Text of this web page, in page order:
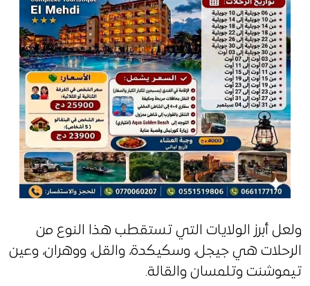
ولعل أبرز الولايات التي تستقطب هذا النوع من
الرحلات هي جيجل، وسكيكدة، والقل، ووهران، وعين
تيموشنت وتلمسان والقالة.